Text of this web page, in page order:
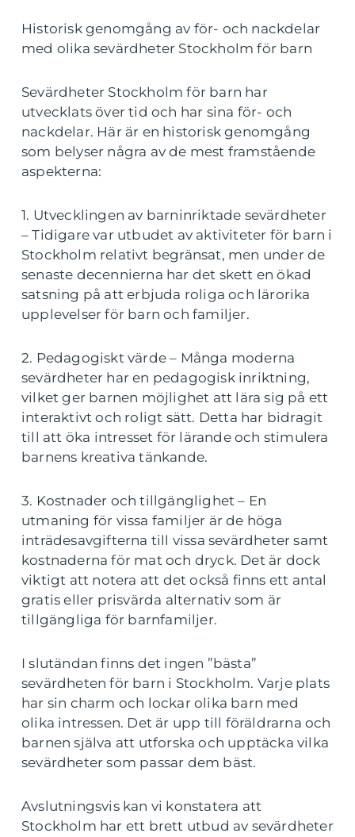
Historisk genomgång av för- och nackdelar
med olika sevärdheter Stockholm för barn
Sevärdheter Stockholm för barn har
utvecklats över tid och har sina för- och
nackdelar. Här är en historisk genomgång
som belyser några av de mest framstående
aspekterna:
1. Utvecklingen av barninriktade sevärdheter
– Tidigare var utbudet av aktiviteter för barn i
Stockholm relativt begränsat, men under de
senaste decennierna har det skett en ökad
satsning på att erbjuda roliga och lärorika
upplevelser för barn och familjer.
2. Pedagogiskt värde – Många moderna
sevärdheter har en pedagogisk inriktning,
vilket ger barnen möjlighet att lära sig på ett
interaktivt och roligt sätt. Detta har bidragit
till att öka intresset för lärande och stimulera
barnens kreativa tänkande.
3. Kostnader och tillgänglighet – En
utmaning för vissa familjer är de höga
inträdesavgifterna till vissa sevärdheter samt
kostnaderna för mat och dryck. Det är dock
viktigt att notera att det också finns ett antal
gratis eller prisvärda alternativ som är
tillgängliga för barnfamiljer.
I slutändan finns det ingen ”bästa”
sevärdheten för barn i Stockholm. Varje plats
har sin charm och lockar olika barn med
olika intressen. Det är upp till föräldrarna och
barnen själva att utforska och upptäcka vilka
sevärdheter som passar dem bäst.
Avslutningsvis kan vi konstatera att
Stockholm har ett brett utbud av sevärdheter